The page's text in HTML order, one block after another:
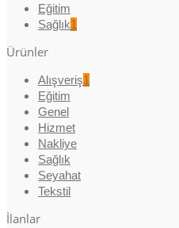
Eğitim
Sağlık1
Ürünler
Alışveriş1
Eğitim
Genel
Hizmet
Nakliye
Sağlık
Seyahat
Tekstil
İlanlar